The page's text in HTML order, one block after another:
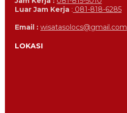
Luar Jam Kerja : 081-818-6285
Email : wisatasolocs@gmail.com
LOKASI